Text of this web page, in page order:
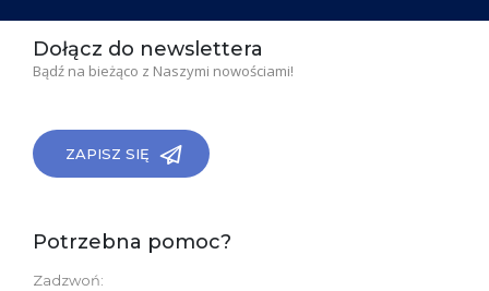
Dołącz do newslettera
Bądź na bieżąco z Naszymi nowościami!
ZAPISZ SIĘ
Potrzebna pomoc?
Zadzwoń: